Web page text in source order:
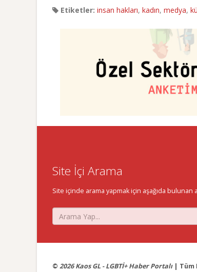
Etiketler: insan hakları, kadın, medya,
Site İçi Arama
Site içinde arama yapmak için aşağıda
© 2026 Kaos GL - LGBTİ+ Haber Portalı| Tüm